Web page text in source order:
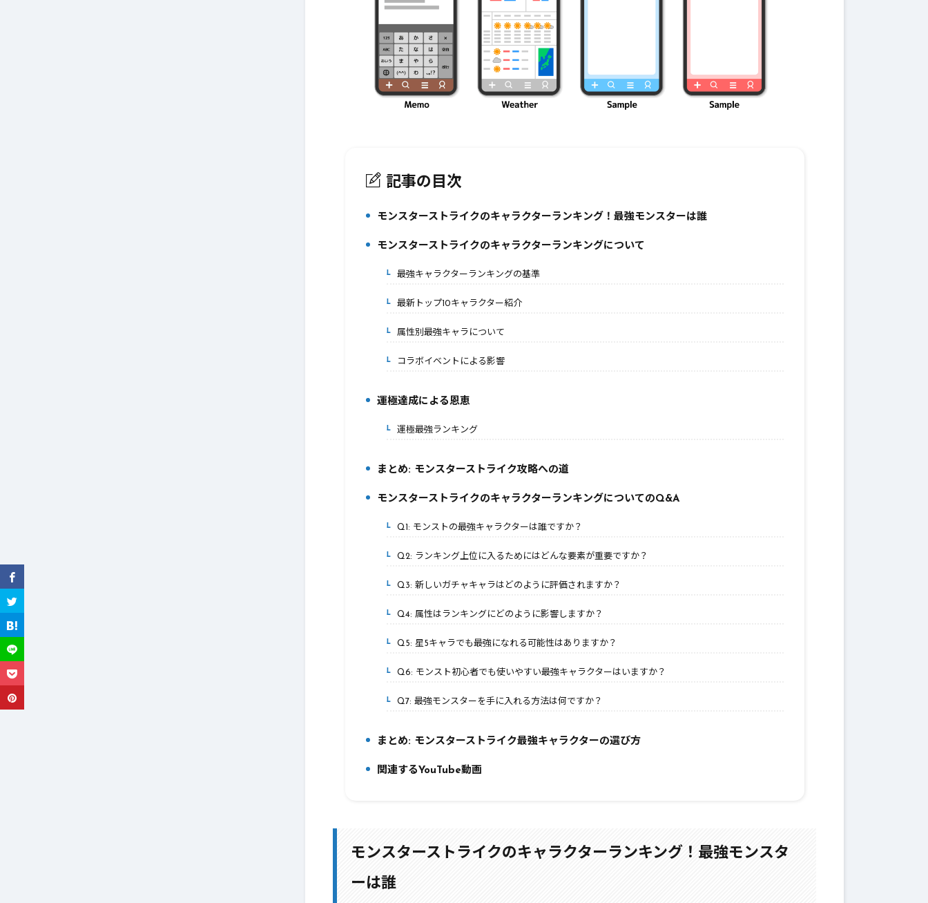
記事の目次
モンスターストライクのキャラクターランキング！最強モンスターは誰
モンスターストライクのキャラクターランキングについて
2-1.最強キャラクターランキングの基準
2-2.最新トップ10キャラクター紹介
2-3.属性別最強キャラについて
2-4.コラボイベントによる影響
3.
運極達成による恩恵
3-1.運極最強ランキング
まとめ: モンスターストライク攻略への道
モンスターストライクのキャラクターランキングについてのQ&A
5-1.Q1: モンストの最強キャラクターは誰ですか？
5-2.Q2: ランキング上位に入るためにはどんな要素が重要ですか？
5-3.Q3: 新しいガチャキャラはどのように評価されますか？
5-4.Q4: 属性はランキングにどのように影響しますか？
5-5.Q5: 星5キャラでも最強になれる可能性はありますか？
5-6.Q6: モンスト初心者でも使いやすい最強キャラクターはいますか？
5-7.Q7: 最強モンスターを手に入れる方法は何ですか？
6.
まとめ: モンスターストライク最強キャラクターの選び方
7.
関連するYouTube動画
モンスターストライクのキャラクターランキング！最強モンスタ
ーは誰